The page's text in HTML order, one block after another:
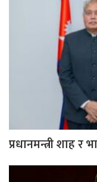
प्रधानमन्त्री शाह र